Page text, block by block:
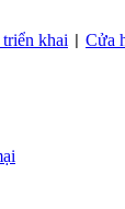
khai
Cửa